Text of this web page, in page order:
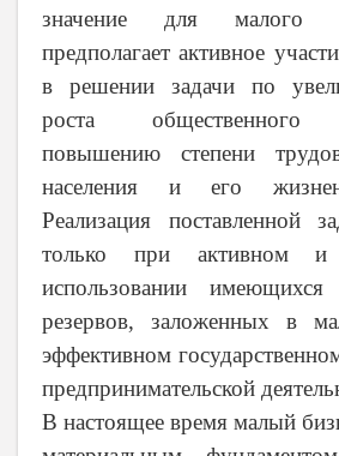
значение для малого
предполагает активное
в решении задачи по
роста общественного
повышению степени
населения и его
Реализация поставленной
только при активном и
использовании имеющихся
резервов, заложенных в
эффективном
предпринимательской
В настоящее время малый